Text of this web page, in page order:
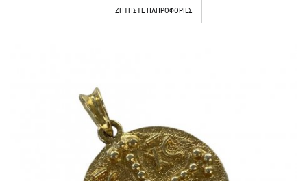
ΖΗΤΉΣΤΕ ΠΛΗΡΟΦΟΡΊΕΣ